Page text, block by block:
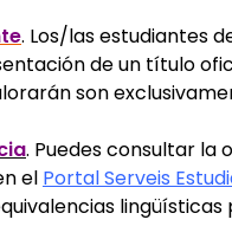
. Los/las estudiantes
de un título
son
. Puedes consultar la
el Portal Serveis